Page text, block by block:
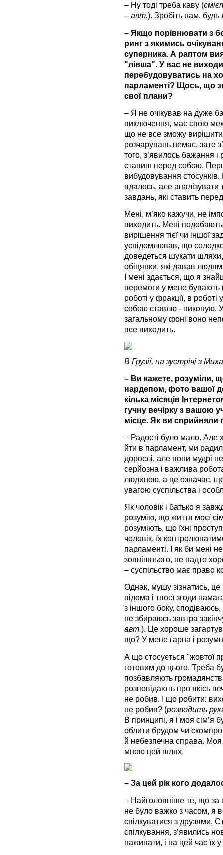
– Ну тоді треба каву (
– авт.). Зробіть нам, будь
– Якщо порівнювати з
ринг з якимись
суперника. А раптом
"лівша". У вас не
перебудовуватись на
парламенті? Щось, що
свої плани?
– Я не очікував на дуже
виключення, має свою
що не все зможу
розчарувань немає, зате
того, з’явилось бажання і
ставиш перед собою.
вибудовування
вдалось, але аналізувати
завдань, які ставить
Мені, м’яко кажучи, не
виходить. Мені
вирішення тієї чи іншої
усвідомлював, що
доведеться шукати
обіцянки, які давав
І мені здається, що я
перемоги у мене бувають
роботі у фракції, в роботі
собою ставлю - виконую.
загальному фоні воно
все виходить.
В Грузії, на зустрічі з
– Ви кажете, розуміли,
нардепом, фото вашої
кілька місяців
гучну вечірку з вашою
місце. Як ви сприйняли
– Радості було мало. Але
йти в парламент, ми
дорослі, але вони мудрі
серйозна і важлива
людиною, а це означає,
увагою суспільства і
Як чоловік і батько я
розумію, що життя моєї
розуміють, що їхні
чоловік, їх
парламенті. І як би мені
зовнішнього, не надто
– суспільство має право
Однак, мушу зізнатись,
відома і твоєї згоди
з іншого боку,
не збираюсь завтра
авт.). Це хороше
що? У мене гарна і
А що стосується "жовтої
готовим до цього. Треба
позбавляють
розповідають про якісь
не робив. І що робити:
не робив? (розводить
В принципі, я і моя сім’я
облити брудом чи
й небезпечна справа. Моя
мною цей шлях.
– За цей рік кого
– Найголовніше те, що за
не було важко з часом, я
спілкуватися з друзями.
спілкування, з’явились
наживати, і на цей час їх